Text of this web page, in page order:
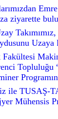
ziyarette
Uzaya
Topluluğu
ile TUSAŞ-
Mühensis